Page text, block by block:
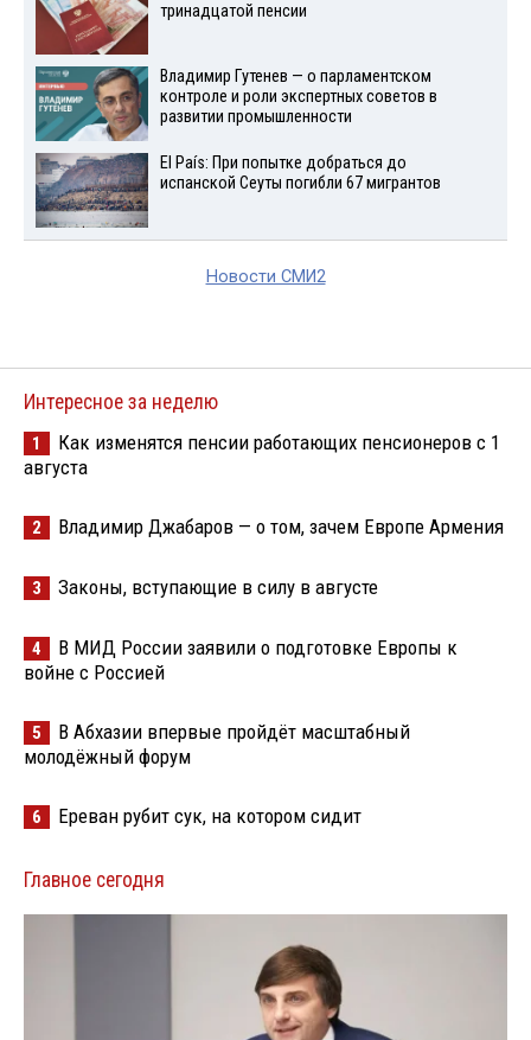
тринадцатой пенсии
Владимир Гутенев — о парламентском
контроле и роли экспертных советов в
развитии промышленности
El País: При попытке добраться до
испанской Сеуты погибли 67 мигрантов
Новости СМИ2
Интересное за неделю
1
Как изменятся пенсии работающих пенсионеров с 1
августа
2 Владимир Джабаров — о том, зачем Европе Армения
3 Законы, вступающие в силу в августе
4
В МИД России заявили о подготовке Европы к
войне с Россией
5
В Абхазии впервые пройдёт масштабный
молодёжный форум
6 Ереван рубит сук, на котором сидит
Главное сегодня